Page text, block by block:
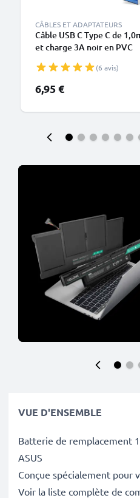
CÂBLES ET ADAPTATEURS
Câble USB C Type C de
et charge 3A noir en PVC
(6 avis)
6,95 €
VUE D'ENSEMBLE
Batterie de remplacement
ASUS
Conçue spécialement pour
Voir la liste complète de